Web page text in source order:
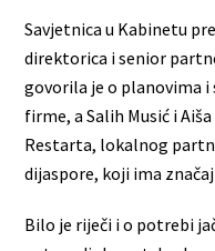
Savjetnica u Kabinetu
direktorica i senior
govorila je o planovima
firme, a Salih Musić i
Restarta, lokalnog
dijaspore, koji ima
Bilo je riječi i o potrebi